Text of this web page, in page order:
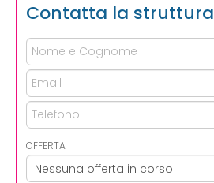
Contatta la struttura
OFFERTA